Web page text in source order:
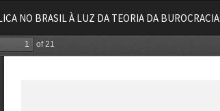
NO BRASIL À LUZ DA TEORIA DA